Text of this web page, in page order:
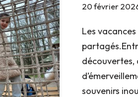
20 février
Les
découvertes,
souvenirs